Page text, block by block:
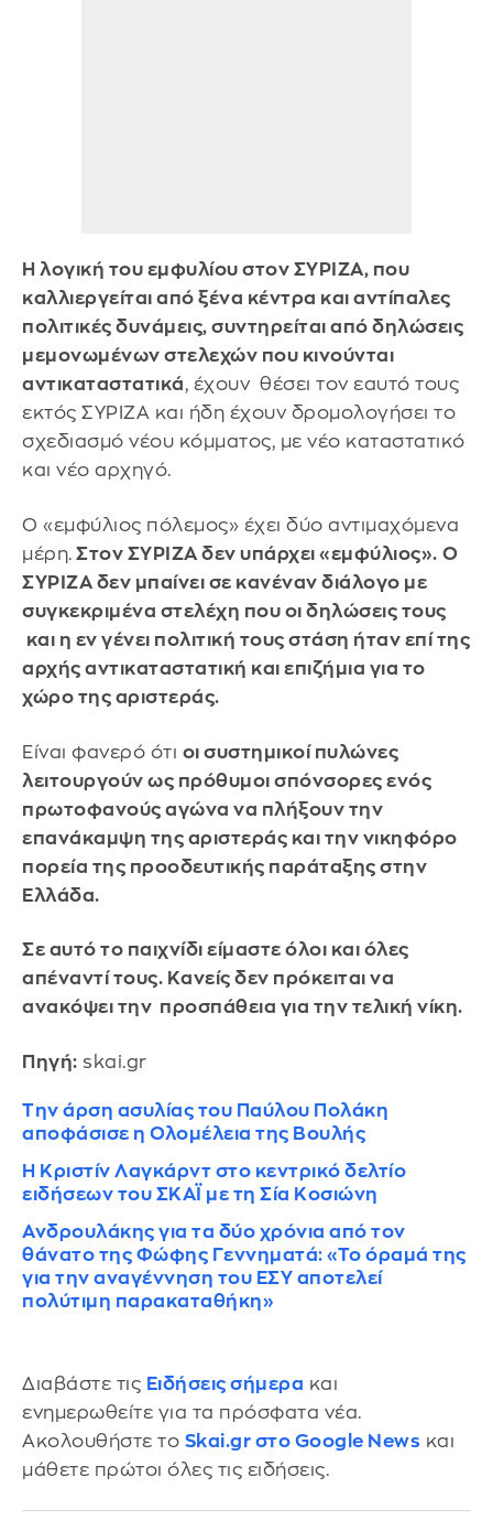
Η λογική του εμφυλίου στον ΣΥΡΙΖΑ, που
καλλιεργείται από ξένα κέντρα και αντίπαλες
πολιτικές δυνάμεις, συντηρείται από δηλώσεις
μεμονωμένων στελεχών που κινούνται
αντικαταστατικά, έχουν θέσει τον εαυτό τους
εκτός ΣΥΡΙΖΑ και ήδη έχουν δρομολογήσει το
σχεδιασμό νέου κόμματος, με νέο καταστατικό
και νέο αρχηγό.
Ο «εμφύλιος πόλεμος» έχει δύο αντιμαχόμενα
μέρη. Στον ΣΥΡΙΖΑ δεν υπάρχει «εμφύλιος». Ο
ΣΥΡΙΖΑ δεν μπαίνει σε κανέναν διάλογο με
συγκεκριμένα στελέχη που οι δηλώσεις τους
και η εν γένει πολιτική τους στάση ήταν επί της
αρχής αντικαταστατική και επιζήμια για το
χώρο της αριστεράς.
Είναι φανερό ότι οι συστημικοί πυλώνες
λειτουργούν ως πρόθυμοι σπόνσορες ενός
πρωτοφανούς αγώνα να πλήξουν την
επανάκαμψη της αριστεράς και την νικηφόρο
πορεία της προοδευτικής παράταξης στην
Ελλάδα.
Σε αυτό το παιχνίδι είμαστε όλοι και όλες
απέναντί τους. Κανείς δεν πρόκειται να
ανακόψει την προσπάθεια για την τελική νίκη.
Πηγή: skai.gr
Την άρση ασυλίας του Παύλου Πολάκη
αποφάσισε η Ολομέλεια της Βουλής
Η Κριστίν Λαγκάρντ στο κεντρικό δελτίο
ειδήσεων του ΣΚΑΪ με τη Σία Κοσιώνη
Ανδρουλάκης για τα δύο χρόνια από τον
θάνατο της Φώφης Γεννηματά: «Το όραμά της
για την αναγέννηση του ΕΣΥ αποτελεί
πολύτιμη παρακαταθήκη»
Διαβάστε τις Ειδήσεις σήμερα και
ενημερωθείτε για τα πρόσφατα νέα.
Ακολουθήστε το Skai.gr στο Google News και
μάθετε πρώτοι όλες τις ειδήσεις.